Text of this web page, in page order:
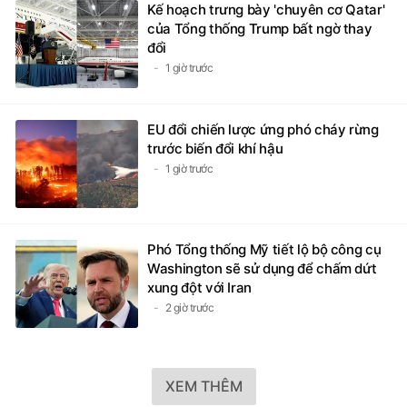
Kế hoạch trưng bày 'chuyên cơ Qatar'
của Tổng thống Trump bất ngờ thay
đổi
1 giờ trước
EU đổi chiến lược ứng phó cháy rừng
trước biến đổi khí hậu
1 giờ trước
Phó Tổng thống Mỹ tiết lộ bộ công cụ
Washington sẽ sử dụng để chấm dứt
xung đột với Iran
2 giờ trước
XEM THÊM